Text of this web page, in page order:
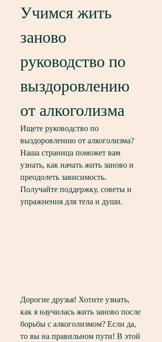
Учимся жить
заново
руководство по
выздоровлению
от алкоголизма
Ищете руководство по
выздоровлению от алкоголизма?
Наша страница поможет вам
узнать, как начать жить заново и
преодолеть зависимость.
Получайте поддержку, советы и
упражнения для тела и души.
Дорогие друзья! Хотите узнать,
как я научилась жить заново после
борьбы с алкоголизмом? Если да,
то вы на правильном пути! В этой